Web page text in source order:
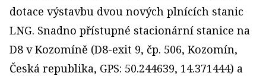
dotace výstavbu dvou nových plnících stanic
LNG. Snadno přístupné stacionární stanice na
D8 v Kozomíně (D8-exit 9, čp. 506, Kozomín,
Česká republika, GPS: 50.244639, 14.371444) a